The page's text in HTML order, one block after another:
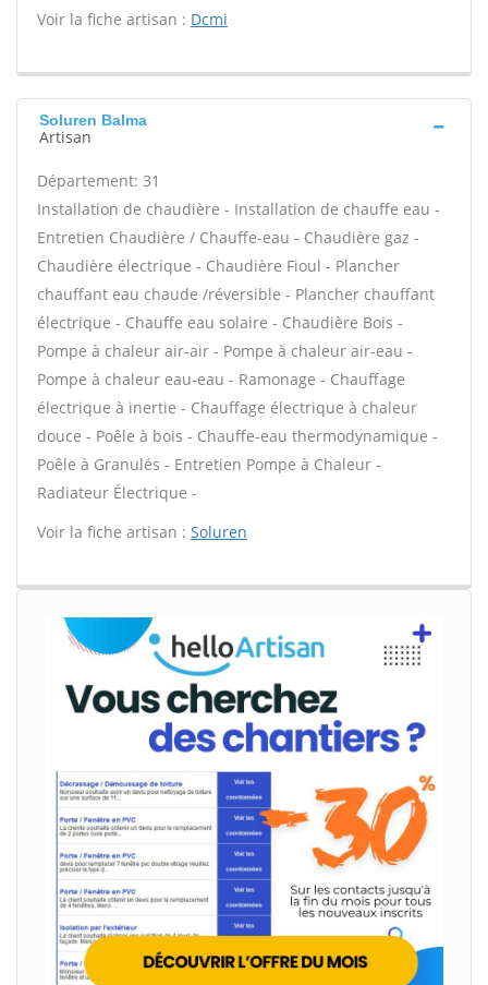
Voir la fiche artisan : Dcmi
Soluren Balma
Artisan
Département: 31
Installation de chaudière - Installation de chauffe eau -
Entretien Chaudière / Chauffe-eau - Chaudière gaz -
Chaudière électrique - Chaudière Fioul - Plancher
chauffant eau chaude /réversible - Plancher chauffant
électrique - Chauffe eau solaire - Chaudière Bois -
Pompe à chaleur air-air - Pompe à chaleur air-eau -
Pompe à chaleur eau-eau - Ramonage - Chauffage
électrique à inertie - Chauffage électrique à chaleur
douce - Poêle à bois - Chauffe-eau thermodynamique -
Poêle à Granulés - Entretien Pompe à Chaleur -
Radiateur Électrique -
Voir la fiche artisan : Soluren